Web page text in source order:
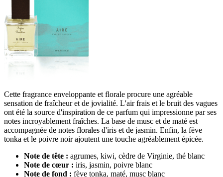
Cette fragrance enveloppante et florale procure une agréable
sensation de fraîcheur et de jovialité. L'air frais et le bruit des vagues
ont été la source d'inspiration de ce parfum qui impressionne par ses
notes incroyablement fraîches. La base de musc et de maté est
accompagnée de notes florales d'iris et de jasmin. Enfin, la fève
tonka et le poivre noir ajoutent une touche agréablement épicée.
Note de tête : agrumes, kiwi, cèdre de Virginie, thé blanc
Note de cœur : iris, jasmin, poivre blanc
Note de fond : fève tonka, maté, musc blanc